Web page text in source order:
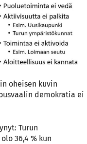
oheisen kuvin
demokratia ei
Turun
36,4 % kun